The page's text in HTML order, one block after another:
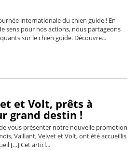
internationale du chien guide ! En
sens pour nos actions, nous partageons
sur le chien guide. Découvre...
et Volt, prêts à
grand destin !
vous présenter notre nouvelle promotion
Vaillant, Velvet et Volt, ont été accueillis
[…] Cet articl...